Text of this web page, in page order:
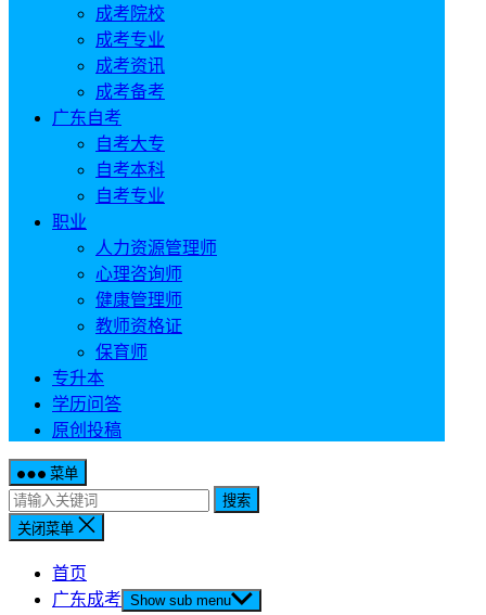
成考院校
成考专业
成考资讯
成考备考
广东自考
自考大专
自考本科
自考专业
职业
人力资源管理师
心理咨询师
健康管理师
教师资格证
保育师
专升本
学历问答
原创投稿
菜单
搜索
关闭菜单
首页
广东成考 Show sub menu